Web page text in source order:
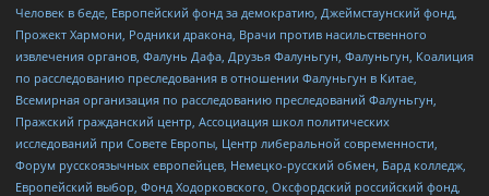
Человек в беде, Европейский фонд за демократию, Джеймстаунский фонд,
Прожект Хармони, Родники дракона, Врачи против насильственного
извлечения органов, Фалунь Дафа, Друзья Фалуньгун, Фалуньгун, Коалиция
по расследованию преследования в отношении Фалуньгун в Китае,
Всемирная организация по расследованию преследований Фалуньгун,
Пражский гражданский центр, Ассоциация школ политических
исследований при Совете Европы, Центр либеральной современности,
Форум русскоязычных европейцев, Немецко-русский обмен, Бард колледж,
Европейский выбор, Фонд Ходорковского, Оксфордский российский фонд,